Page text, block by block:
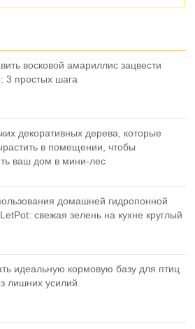
восковой амариллис зацвести
3 простых шага
декоративных дерева, которые
в помещении, чтобы
ваш дом в мини-лес
домашней гидропонной
свежая зелень на кухне круглый
идеальную кормовую базу для птиц
лишних усилий